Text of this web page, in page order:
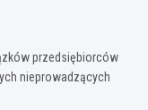
przedsiębiorców
nieprowadzących